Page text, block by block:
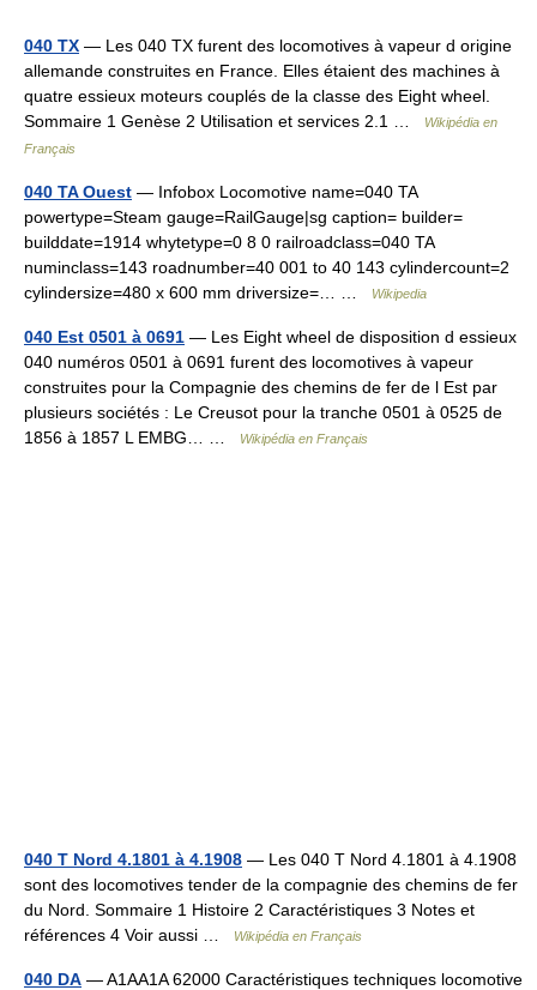
040 TX — Les 040 TX furent des locomotives à vapeur d origine
allemande construites en France. Elles étaient des machines à
quatre essieux moteurs couplés de la classe des Eight wheel.
Sommaire 1 Genèse 2 Utilisation et services 2.1 …
Wikipédia en
Français
040 TA Ouest — Infobox Locomotive name=040 TA
powertype=Steam gauge=RailGauge|sg caption= builder=
builddate=1914 whytetype=0 8 0 railroadclass=040 TA
numinclass=143 roadnumber=40 001 to 40 143 cylindercount=2
cylindersize=480 x 600 mm driversize=… …
Wikipedia
040 Est 0501 à 0691 — Les Eight wheel de disposition d essieux
040 numéros 0501 à 0691 furent des locomotives à vapeur
construites pour la Compagnie des chemins de fer de l Est par
plusieurs sociétés : Le Creusot pour la tranche 0501 à 0525 de
1856 à 1857 L EMBG… …
Wikipédia en Français
040 T Nord 4.1801 à 4.1908 — Les 040 T Nord 4.1801 à 4.1908
sont des locomotives tender de la compagnie des chemins de fer
du Nord. Sommaire 1 Histoire 2 Caractéristiques 3 Notes et
références 4 Voir aussi …
Wikipédia en Français
040 DA — A1AA1A 62000 Caractéristiques techniques locomotive